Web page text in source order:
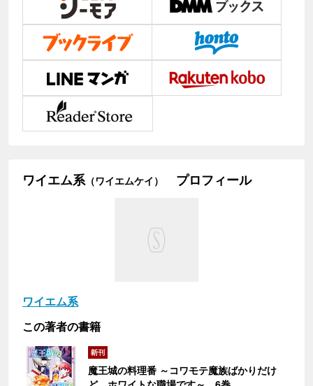
ワイエム系（ワイエムケイ） プロフィール
ワイエム系
この著者の書籍
魔王城の料理番 ～コワモテ魔族ばかりだけ